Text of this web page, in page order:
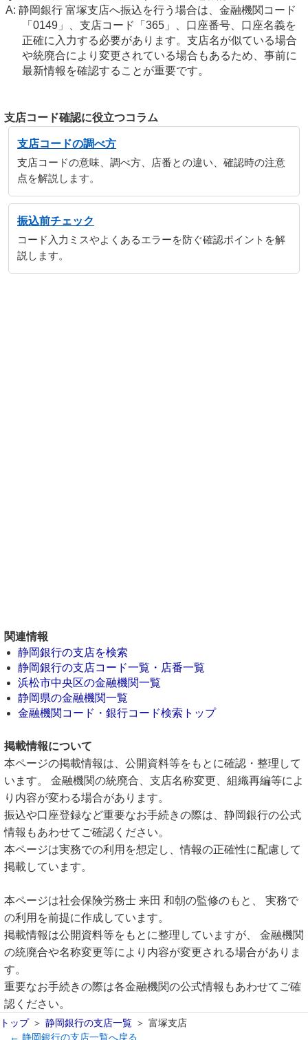
静岡銀行 富塚支店へ振込を行う場合は、金融機関コード
「0149」、支店コード「365」、口座番号、口座名義を
正確に入力する必要があります。支店名が似ている場合
や統廃合により変更されている場合もあるため、事前に
最新情報を確認することが重要です。
支店コード確認に役立つコラム
支店コードの調べ方
支店コードの意味、調べ方、店番との違い、確認時の注意
点を解説します。
振込前チェック
コード入力ミスやよくあるエラーを防ぐ確認ポイントを解
説します。
関連情報
静岡銀行の支店を検索
静岡銀行の支店コード一覧・店番一覧
浜松市中央区の金融機関一覧
静岡県の金融機関一覧
金融機関コード・銀行コード検索トップ
掲載情報について
本ページの掲載情報は、公開資料等をもとに確認・整理して
います。 金融機関の統廃合、支店名称変更、組織再編等によ
り内容が変わる場合があります。
振込や口座登録など重要なお手続きの際は、静岡銀行の公式
情報もあわせてご確認ください。
本ページは実務での利用を想定し、情報の正確性に配慮して
掲載しています。
本ページは社会保険労務士 来田 和朝の監修のもと、 実務で
の利用を前提に作成しています。
掲載情報は公開資料等をもとに整理していますが、 金融機関
の統廃合や名称変更等により内容が変更される場合がありま
す。
重要なお手続きの際は各金融機関の公式情報もあわせてご確
認ください。
トップ 静岡銀行の支店一覧
富塚支店
← 静岡銀行の支店一覧へ戻る